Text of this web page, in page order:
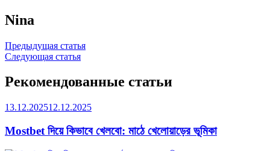
Nina
Навигация
по
записям
Предыдущая статья
Следующая статья
Рекомендованные статьи
13.12.202512.12.2025
Mostbet দিয়ে কিভাবে খেলবো: মাঠে খেলোয়াড়ের ভূমিকা